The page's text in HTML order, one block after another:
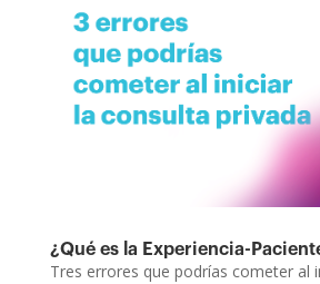
¿Qué es la Experiencia-
Tres errores que podrías cometer al